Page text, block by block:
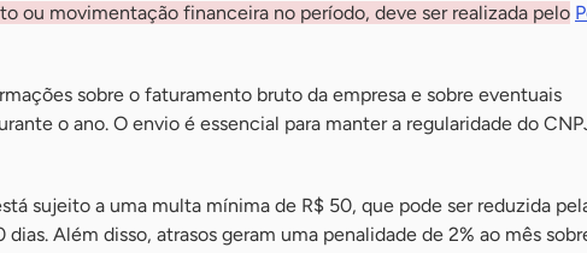
ou movimentação financeira no período, deve ser realizada pelo
sobre o faturamento bruto da empresa e sobre eventuais
o ano. O envio é essencial para manter a regularidade do
sujeito a uma multa mínima de R$ 50, que pode ser reduzida
Além disso, atrasos geram uma penalidade de 2% ao mês